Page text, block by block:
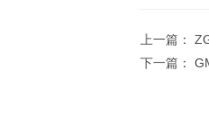
上一篇：
下一篇：